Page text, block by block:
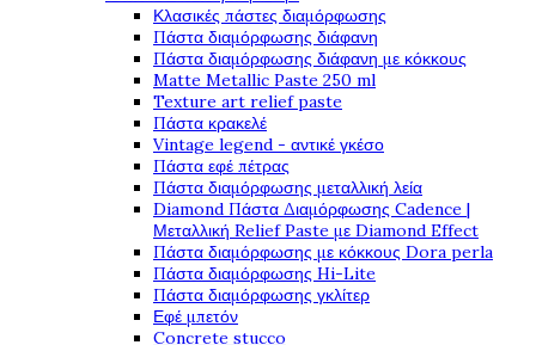
Κλασικές πάστες διαμόρφωσης
Πάστα διαμόρφωσης διάφανη
Πάστα διαμόρφωσης διάφανη με κόκκους
Matte Metallic Paste 250 ml
Texture art relief paste
Πάστα κρακελέ
Vintage legend - αντικέ γκέσο
Πάστα εφέ πέτρας
Πάστα διαμόρφωσης μεταλλική λεία
Diamond Πάστα Διαμόρφωσης Cadence |
Μεταλλική Relief Paste με Diamond Effect
Πάστα διαμόρφωσης με κόκκους Dora perla
Πάστα διαμόρφωσης Hi-Lite
Πάστα διαμόρφωσης γκλίτερ
Εφέ μπετόν
Concrete stucco